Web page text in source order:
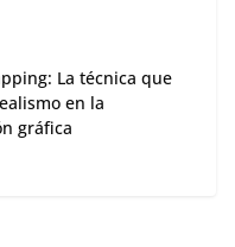
La técnica que
en la
gráfica